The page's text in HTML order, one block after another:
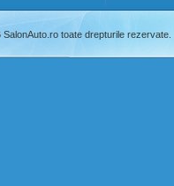
toate drepturile rezervate.